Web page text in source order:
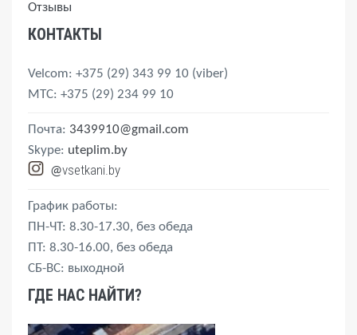
Отзывы
КОНТАКТЫ
Velcom: +375 (29) 343 99 10 (viber)
MTС: +375 (29) 234 99 10
Почта: 3439910@gmail.com
Skype: uteplim.by
@vsetkani.by
График работы:
ПН-ЧТ: 8.30-17.30, без обеда
ПТ: 8.30-16.00, без обеда
СБ-ВС: выходной
ГДЕ НАС НАЙТИ?